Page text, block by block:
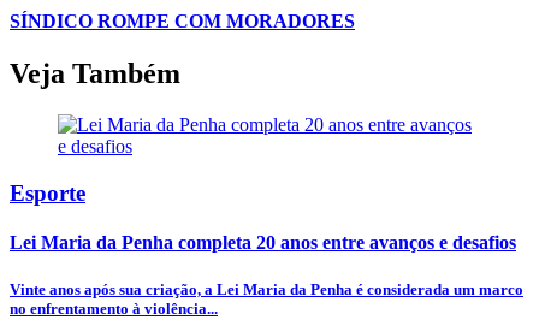
SÍNDICO ROMPE COM MORADORES
Veja Também
Esporte
Lei Maria da Penha completa 20 anos entre avanços e desafios
Vinte anos após sua criação, a Lei Maria da Penha é considerada um marco
no enfrentamento à violência...